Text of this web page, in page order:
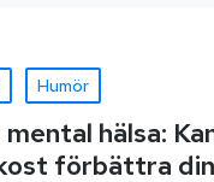
Humör
hälsa:
förbättra